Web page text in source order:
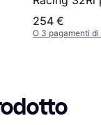
PlayStation
5, Xbox,
254 €
O 3 pagamenti